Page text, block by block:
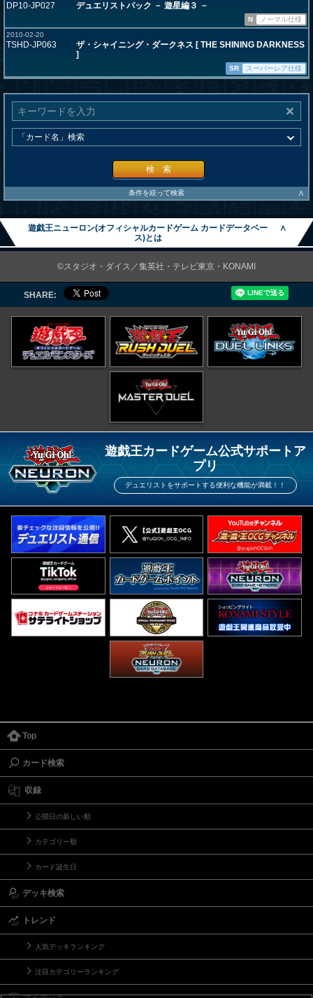
DP10-JP027 デュエリストパック － 遊星編３ －
N
ノーマル仕様
2010-02-20
TSHD-JP063
ザ・シャイニング・ダークネス [ THE SHINING DARKNESS
]
SR スーパーレア仕様
検 索
条件を絞って検索 ∧
遊戯王ニューロン(オフィシャルカードゲーム カードデータベー
ス)とは
∧
©スタジオ・ダイス／集英社・テレビ東京・KONAMI
SHARE:
遊戯王カードゲーム公式サポートア
プリ
デュエリストをサポートする便利な機能が満載！！
Top
カード検索
収録
公開日の新しい順
カテゴリー順
カード誕生日
デッキ検索
トレンド
人気デッキランキング
注目カテゴリーランキング